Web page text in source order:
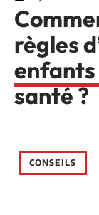
règles
enfants
santé ?
CONSEILS